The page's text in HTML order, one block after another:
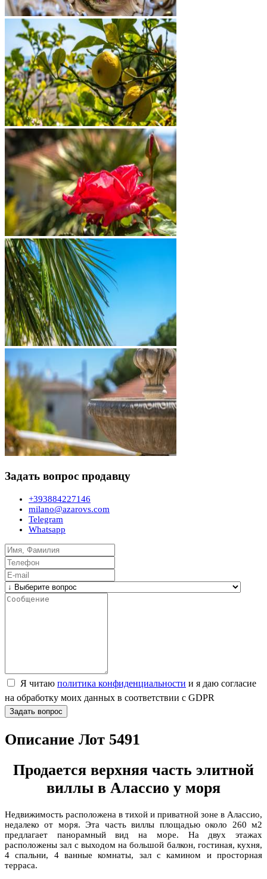
Задать вопрос продавцу
+393884227146
milano@azarovs.com
Telegram
Whatsapp
Я читаю политика конфиденциальности и я даю согласие
на обработку моих данных в соответствии с GDPR
Задать вопрос
Описание Лот 5491
Продается верхняя часть элитной
виллы в Алассио у моря
Недвижимость расположена в тихой и приватной зоне в Алассио,
недалеко от моря. Эта часть виллы площадью около 260 м2
предлагает панорамный вид на море. На двух этажах
расположены зал с выходом на большой балкон, гостиная, кухня,
4 спальни, 4 ванные комнаты, зал с камином и просторная
терраса.